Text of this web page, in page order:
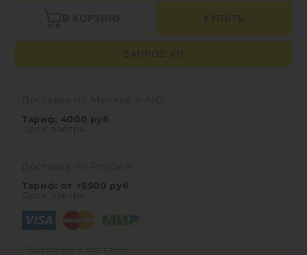
Доставка по Москве и МО:
Тариф: 4000 руб
Срок: завтра
Доставка по России:
Тариф: от +5500 руб
Срок: завтра
Подробнее о доставке